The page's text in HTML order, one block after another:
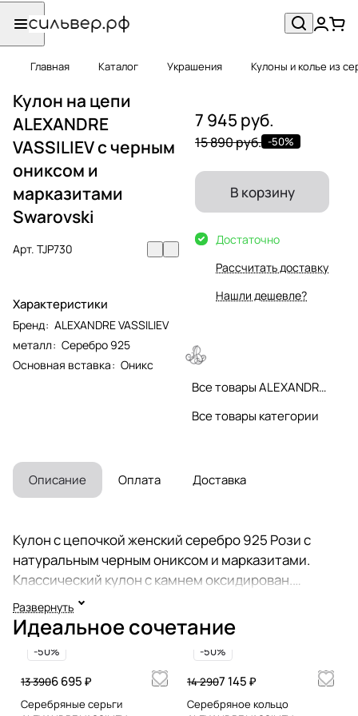
Главная Каталог Украшения Кулоны и колье из
Кулон на цепи
ALEXANDRE
VASSILIEV с черным
ониксом и
марказитами
Swarovski
Арт. TJP730
Характеристики
Бренд: ALEXANDRE VASSILIEV
металл: Серебро 925
Основная вставка: Оникс
7 945 руб.
15 890 руб. -50%
В корзину
Достаточно
Рассчитать доставку
Нашли дешевле?
Все товары ALEXANDRE VASSILIEV
Все товары категории
Описание Оплата Доставка
Кулон с цепочкой женский серебро 925 Рози с
натуральным черным ониксом и марказитами.
Классический кулон с камнем оксидирован.
Оксидирование - это процесс получения на
поверхности серебряного изделия защитной
пленки, устойчивой к воздействиям внешних
факторов (подвеска винтаж). Яркое колье
геометрия выгодно подчеркнет вашу
индивидуальность, может быть вечерним
Развернуть
Идеальное сочетание
-50%
6 695 ₽
13 390
Серебряные серьги
-50%
7 145 ₽
14 290
Серебряное кольцо